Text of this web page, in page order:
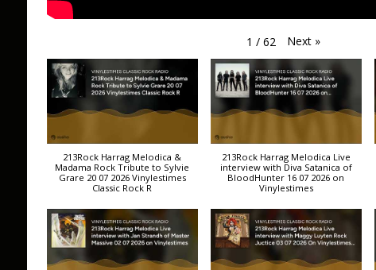
1 / 62 Next »
213Rock Harrag Melodica &
Madama Rock Tribute to Sylvie
Grare 20 07 2026 Vinylestimes
Classic Rock R
213Rock Harrag Melodica Live
interview with Diva Satanica of
BloodHunter 16 07 2026 on
Vinylestimes